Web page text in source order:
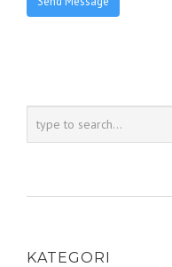
KATEGORI